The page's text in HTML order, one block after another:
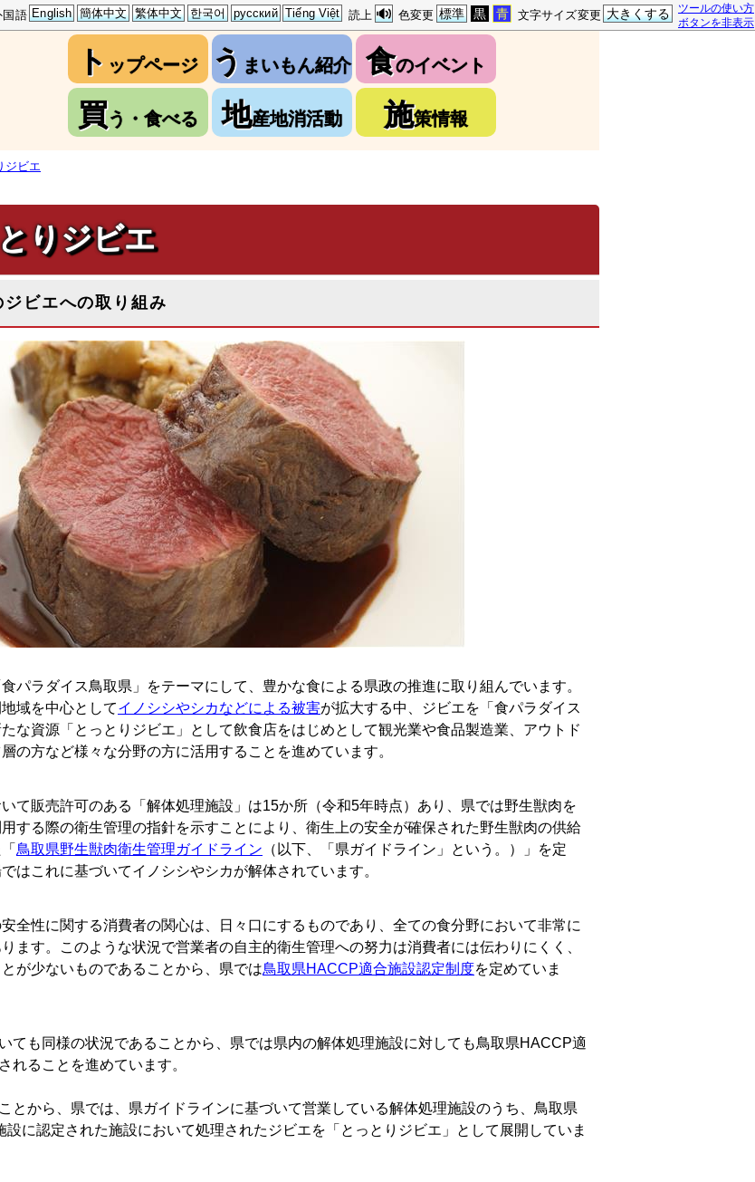
ツールの使い方
ボタンを非表示
文字サイズ変更 大きくする
色変更 標準 黒 青
読上
国語 English 簡体中文 繁体中文 한국어 русский Tiếng Việt
ト ップページ う まいもん紹介 食のイベント
買う・食べる 地産地消活動 施策情報
ジビエ
りジビエ
ジビエへの取り組み
パラダイス鳥取県」をテーマにして、豊かな食による県政の推進に取り組んでいます。
域を中心としてイノシシやシカなどによる被害が拡大する中、ジビエを「食パラダイス
な資源「とっとりジビエ」として飲食店をはじめとして観光業や食品製造業、アウトド
の方など様々な分野の方に活用することを進めています。
て販売許可のある「解体処理施設」は15か所（令和5年時点）あり、県では野生獣肉を
する際の衛生管理の指針を示すことにより、衛生上の安全が確保された野生獣肉の供給
鳥取県野生獣肉衛生管理ガイドライン （以下、「県ガイドライン」という。）」を定
はこれに基づいてイノシシやシカが解体されています。
全性に関する消費者の関心は、日々口にするものであり、全ての食分野において非常に
ます。このような状況で営業者の自主的衛生管理への努力は消費者には伝わりにくく、
が少ないものであることから、県では鳥取県HACCP適合施設認定制度を定めていま
ても同様の状況であることから、県では県内の解体処理施設に対しても鳥取県HACCP適
れることを進めています。
とから、県では、県ガイドラインに基づいて営業している解体処理施設のうち、鳥取県
設に認定された施設において処理されたジビエを「とっとりジビエ」として展開していま